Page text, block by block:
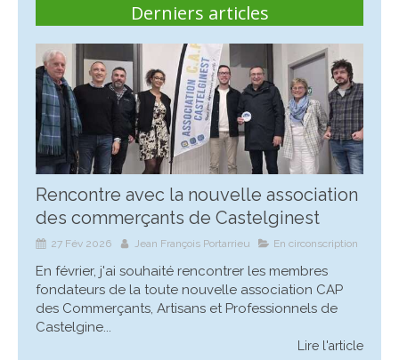
Derniers articles
Rencontre avec la nouvelle association
des commerçants de Castelginest
27 Fév 2026 Jean François Portarrieu En circonscription
En février, j'ai souhaité rencontrer les membres
fondateurs de la toute nouvelle association CAP
des Commerçants, Artisans et Professionnels de
Castelgine...
Lire l'article